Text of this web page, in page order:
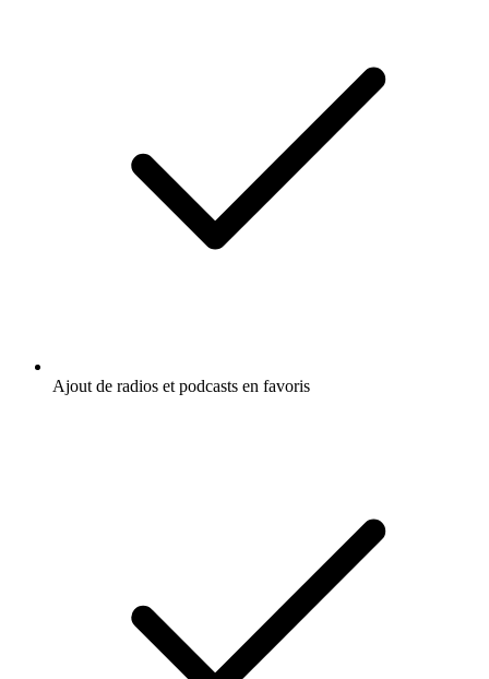
Ajout de radios et podcasts en favoris